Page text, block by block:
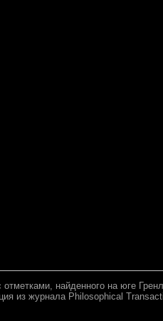
отметками, найденного на юге
из журнала Philosophical